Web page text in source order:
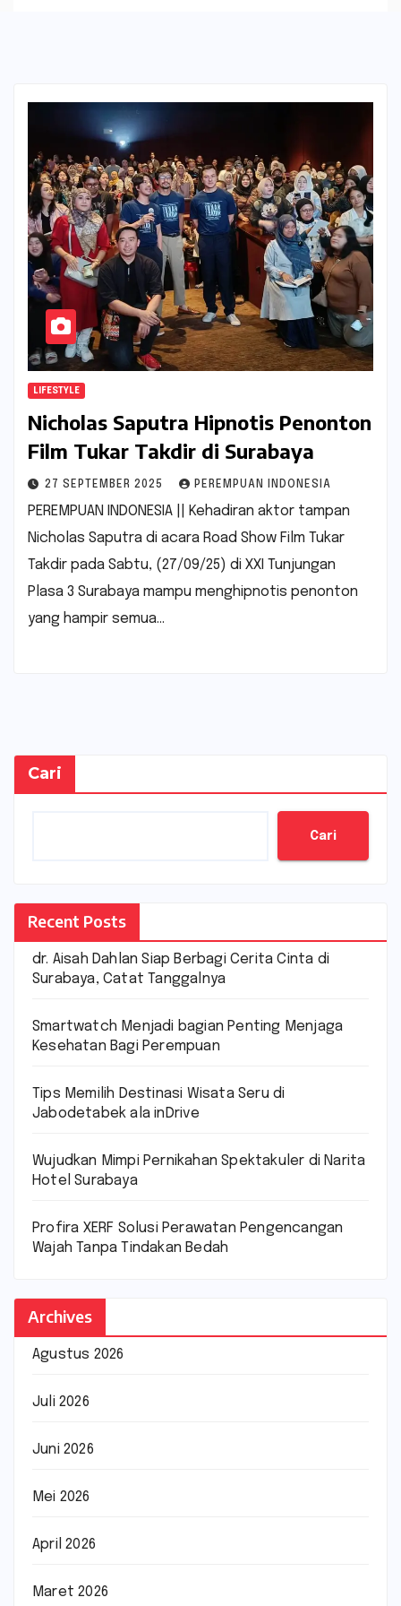
LIFESTYLE
Nicholas Saputra Hipnotis Penonton
Film Tukar Takdir di Surabaya
27 SEPTEMBER 2025 PEREMPUAN INDONESIA
PEREMPUAN INDONESIA || Kehadiran aktor tampan
Nicholas Saputra di acara Road Show Film Tukar
Takdir pada Sabtu, (27/09/25) di XXI Tunjungan
Plasa 3 Surabaya mampu menghipnotis penonton
yang hampir semua…
Cari
Cari
Recent Posts
dr. Aisah Dahlan Siap Berbagi Cerita Cinta di
Surabaya, Catat Tanggalnya
Smartwatch Menjadi bagian Penting Menjaga
Kesehatan Bagi Perempuan
Tips Memilih Destinasi Wisata Seru di
Jabodetabek ala inDrive
Wujudkan Mimpi Pernikahan Spektakuler di Narita
Hotel Surabaya
Profira XERF Solusi Perawatan Pengencangan
Wajah Tanpa Tindakan Bedah
Archives
Agustus 2026
Juli 2026
Juni 2026
Mei 2026
April 2026
Maret 2026